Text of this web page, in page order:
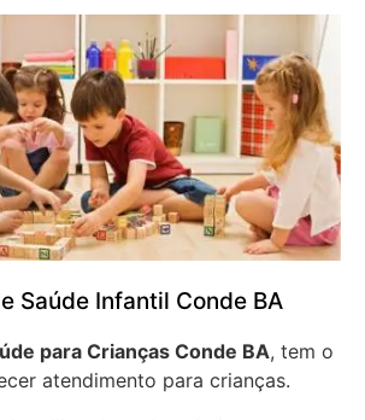
Saúde Infantil Conde BA
para Crianças Conde BA, tem o
atendimento para crianças.